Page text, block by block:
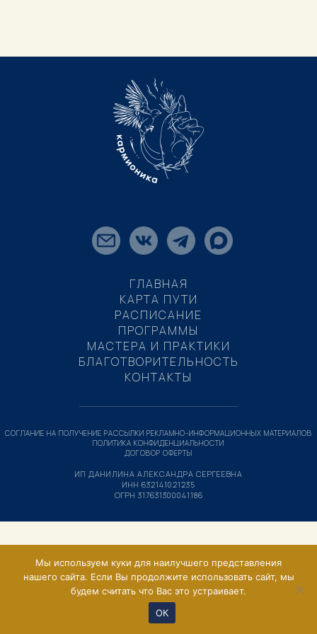
ГЛАВНАЯ
КАРТА ПУТИ
РАСПИСАНИЕ
ПРОГРАММЫ
МАСТЕРА И ПРАКТИКИ
БЛАГОТВОРИТЕЛЬНОСТЬ
КОНТАКТЫ
ИП ДАНИЛИНА АЛЕКСАНДРА СЕРГЕЕВНА
ИНН 632141021235
ОГРН 317631300041186
СОГЛАНИЕ НА ПОЛУЧЕНИЕ РАССЫЛКИ РЕКЛАМНО-ИНФОРМАЦИОННЫХ МАТЕРИАЛОВ
ПОЛИТИКА КОНФИДЕНЦИАЛЬНОСТИ
ДОГОВОР ОФЕРТЫ
Мы используем куки для наилучшего представления
нашего сайта. Если Вы продолжите использовать сайт, мы
будем считать что Вас это устраивает.
ОК